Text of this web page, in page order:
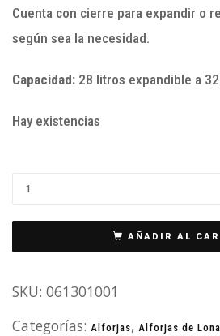
Cuenta con cierre para expandir o
según sea la necesidad.
Capacidad: 28 litros expandible a
Hay existencias
AÑADIR AL
SKU: 061301001
Categorías: Alforjas, Alforjas de Lona